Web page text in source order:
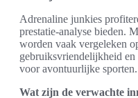
Adrenaline junkies
prestatie-analyse bieden.
worden vaak vergeleken
gebruiksvriendelijkheid
voor avontuurlijke sporten.
Wat zijn de verwachte